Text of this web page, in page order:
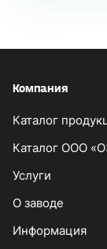
Компания
Каталог
Каталог ООО
Услуги
О заводе
Информация